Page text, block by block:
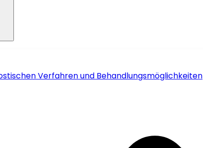
Verfahren und Behandlungsmöglichkeiten